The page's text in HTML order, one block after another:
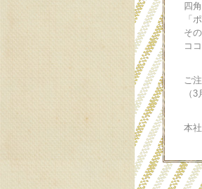
四
「
そ
コ
ご
（
本